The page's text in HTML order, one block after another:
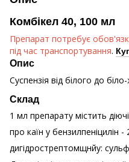
Комбікел 40, 100 мл
Препарат потребує
під час транспортування.
Опис
Суспензія від білого до
Склад
1 мл препарату містить
про каїн у бензилпеніцилін
дигідрострептомщнйу: